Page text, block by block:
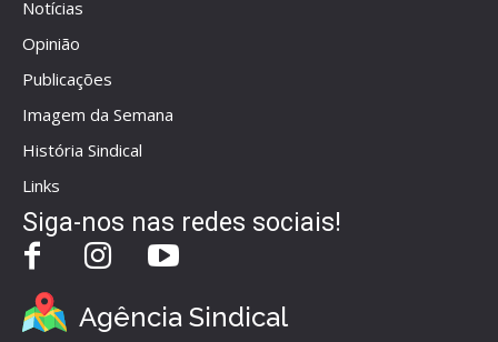
Notícias
Opinião
Publicações
Imagem da Semana
História Sindical
Links
Siga-nos nas redes sociais!
Agência Sindical